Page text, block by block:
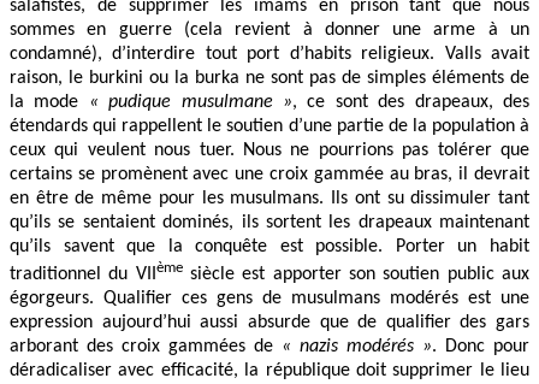
salafistes, de supprimer les imams en prison tant que nous
sommes en guerre (cela revient à donner une arme à un
condamné), d’interdire tout port d’habits religieux. Valls avait
raison, le burkini ou la burka ne sont pas de simples éléments de
la mode « pudique musulmane », ce sont des drapeaux, des
étendards qui rappellent le soutien d’une partie de la population à
ceux qui veulent nous tuer. Nous ne pourrions pas tolérer que
certains se promènent avec une croix gammée au bras, il devrait
en être de même pour les musulmans. Ils ont su dissimuler tant
qu’ils se sentaient dominés, ils sortent les drapeaux maintenant
qu’ils savent que la conquête est possible. Porter un habit
traditionnel du VII
èmesiècle est apporter son soutien public aux
égorgeurs. Qualifier ces gens de musulmans modérés est une
expression aujourd’hui aussi absurde que de qualifier des gars
arborant des croix gammées de « nazis modérés ». Donc pour
déradicaliser avec efficacité, la république doit supprimer le lieu